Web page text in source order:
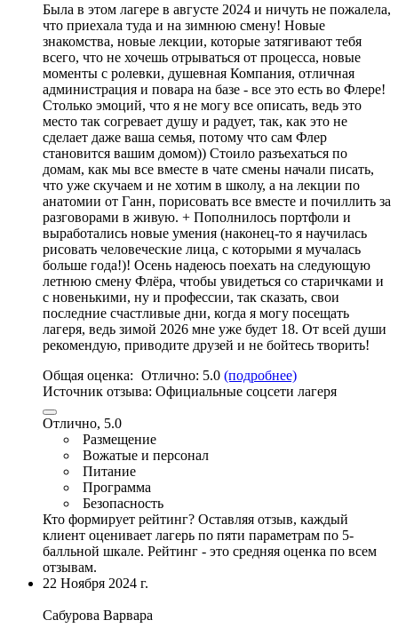
Была в этом лагере в августе 2024 и ничуть не пожалела,
что приехала туда и на зимнюю смену! Новые
знакомства, новые лекции, которые затягивают тебя
всего, что не хочешь отрываться от процесса, новые
моменты с ролевки, душевная Компания, отличная
администрация и повара на базе - все это есть во Флере!
Столько эмоций, что я не могу все описать, ведь это
место так согревает душу и радует, так, как это не
сделает даже ваша семья, потому что сам Флер
становится вашим домом)) Стоило разъехаться по
домам, как мы все вместе в чате смены начали писать,
что уже скучаем и не хотим в школу, а на лекции по
анатомии от Ганн, порисовать все вместе и почиллить за
разговорами в живую. + Пополнилось портфоли и
выработались новые умения (наконец-то я научилась
рисовать человеческие лица, с которыми я мучалась
больше года!)! Осень надеюсь поехать на следующую
летнюю смену Флёра, чтобы увидеться со старичками и
с новенькими, ну и профессии, так сказать, свои
последние счастливые дни, когда я могу посещать
лагеря, ведь зимой 2026 мне уже будет 18. От всей души
рекомендую, приводите друзей и не бойтесь творить!
Общая оценка: Отлично: 5.0 (подробнее)
Источник отзыва: Официальные соцсети лагеря
Отлично, 5.0
Размещение
Вожатые и персонал
Питание
Программа
Безопасность
Кто формирует рейтинг? Оставляя отзыв, каждый
клиент оценивает лагерь по пяти параметрам по 5-
балльной шкале. Рейтинг - это средняя оценка по всем
отзывам.
22 Ноября 2024 г.
Сабурова Варвара